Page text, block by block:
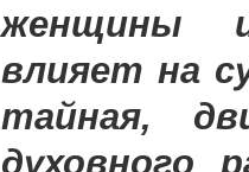
женщины
влияет на
тайная,
духовного